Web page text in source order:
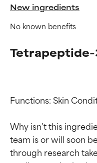
New ingredients
No known benefits
Functions: Skin
Why isn’t this
team is or will soon
through research